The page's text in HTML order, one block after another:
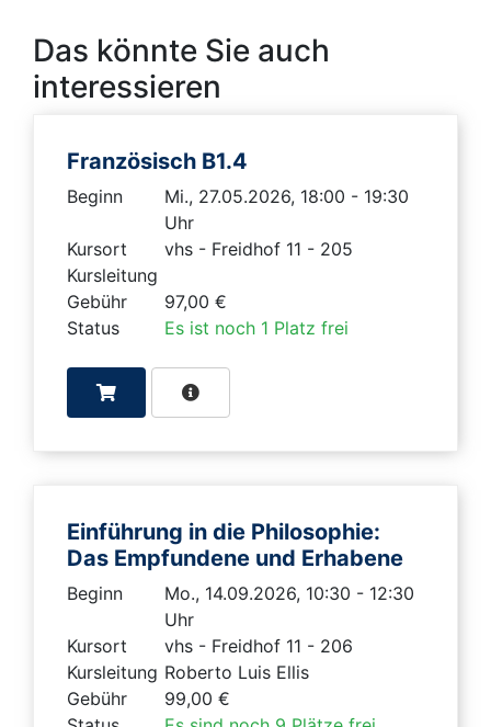
Das könnte Sie auch
interessieren
Französisch B1.4
Beginn
Mi., 27.05.2026, 18:00 - 19:30
Uhr
Kursort
vhs - Freidhof 11 - 205
Kursleitung
Gebühr
97,00 €
Status
Es ist noch 1 Platz frei
Einführung in die Philosophie:
Das Empfundene und Erhabene
Beginn
Mo., 14.09.2026, 10:30 - 12:30
Uhr
Kursort
vhs - Freidhof 11 - 206
Kursleitung Roberto Luis Ellis
Gebühr
99,00 €